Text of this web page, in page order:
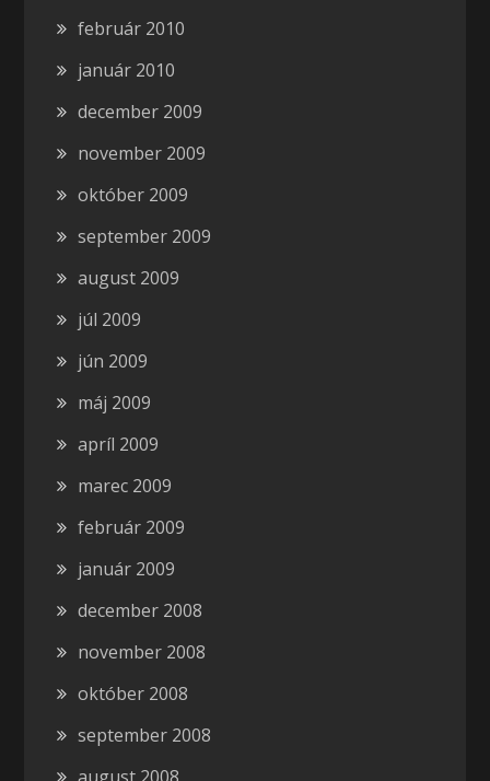
február 2010
január 2010
december 2009
november 2009
október 2009
september 2009
august 2009
júl 2009
jún 2009
máj 2009
apríl 2009
marec 2009
február 2009
január 2009
december 2008
november 2008
október 2008
september 2008